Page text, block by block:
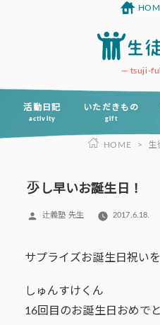
ツ
tsuji-
活動日記
activity
いただきもの
gift
HOME > 生
少し早いお誕生日！
投
辻義塾 先生 2017.6.18.
サプライズお誕生日祝い
しゅんすけくん
16回目のお誕生日おめで